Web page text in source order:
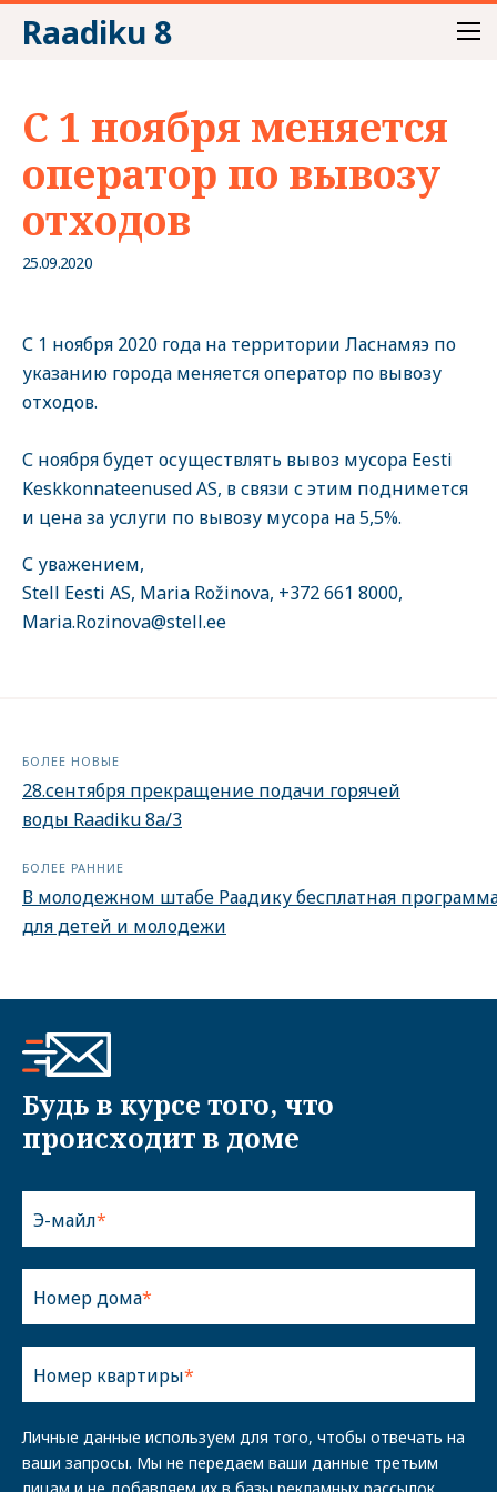
Raadiku 8
С 1 ноября меняется
оператор по вывозу
отходов
25.09.2020
С 1 ноября 2020 года на территории Ласнамяэ по
указанию города меняется оператор по вывозу
отходов.
С ноября будет осуществлять вывоз мусора Eesti
Keskkonnateenused AS, в связи с этим поднимется
и цена за услуги по вывозу мусора на 5,5%.
С уважением,
Stell Eesti AS, Maria Rožinova, +372 661 8000,
Maria.Rozinova@stell.ee
БОЛЕЕ НОВЫЕ
28.сентября прекращение подачи горячей
воды Raadiku 8a/3
БОЛЕЕ РАННИЕ
В молодежном штабе Раадику бесплатная
для детей и молодежи
Будь в курсе того, что
происходит в доме
Э-майл
Номер дома
Номер квартиры
Личные данные используем для того, чтобы отвечать на
ваши запросы. Мы не передаем ваши данные третьим